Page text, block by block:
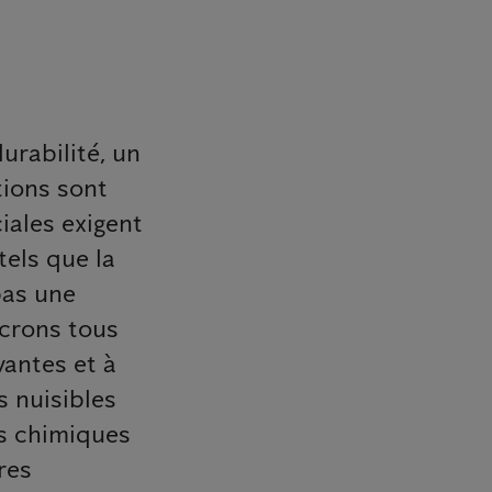
un
sont
exigent
que la
une
tous
et à
nuisibles
chimiques